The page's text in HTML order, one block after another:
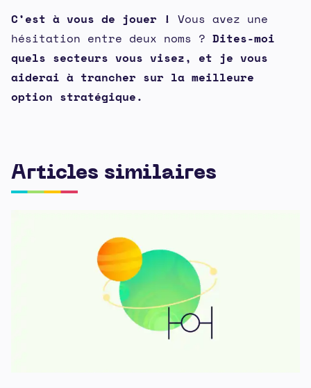
C’est à vous de jouer ! Vous avez une
hésitation entre deux noms ? Dites-moi
quels secteurs vous visez, et je vous
aiderai à trancher sur la meilleure
option stratégique.
Articles similaires